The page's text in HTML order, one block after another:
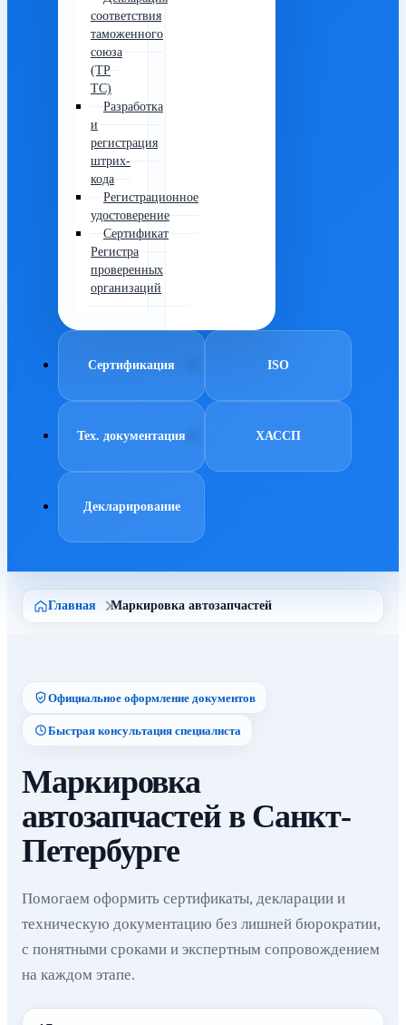
соответствия
таможенного
союза
(ТР
ТС)
Разработка
и
регистрация
штрих-
кода
Регистрационное
удостоверение
Сертификат
Регистра
проверенных
организаций
Сертификация ISO
Тех. документация ХАССП
Декларирование
Главная Маркировка автозапчастей
Официальное оформление документов
Быстрая консультация специалиста
Маркировка
автозапчастей в Санкт-
Петербурге
Помогаем оформить сертификаты, декларации и
техническую документацию без лишней бюрократии,
с понятными сроками и экспертным сопровождением
на каждом этапе.